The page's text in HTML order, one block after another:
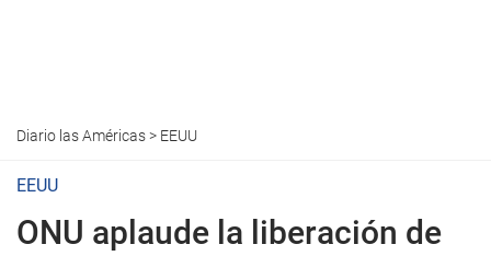
Diario las Américas> EEUU
EEUU
ONU aplaude la liberación de